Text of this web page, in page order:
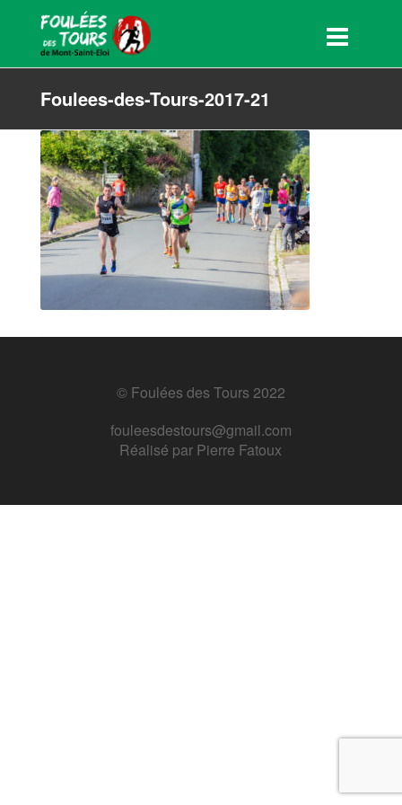
Foulees-des-Tours-2017-21
© Foulées des Tours 2022
fouleesdestours@gmail.com
Réalisé par Pierre Fatoux